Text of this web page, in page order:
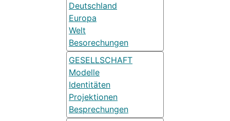
Deutschland
Europa
Welt
Besorechungen
GESELLSCHAFT
Modelle
Identitäten
Projektionen
Besprechungen